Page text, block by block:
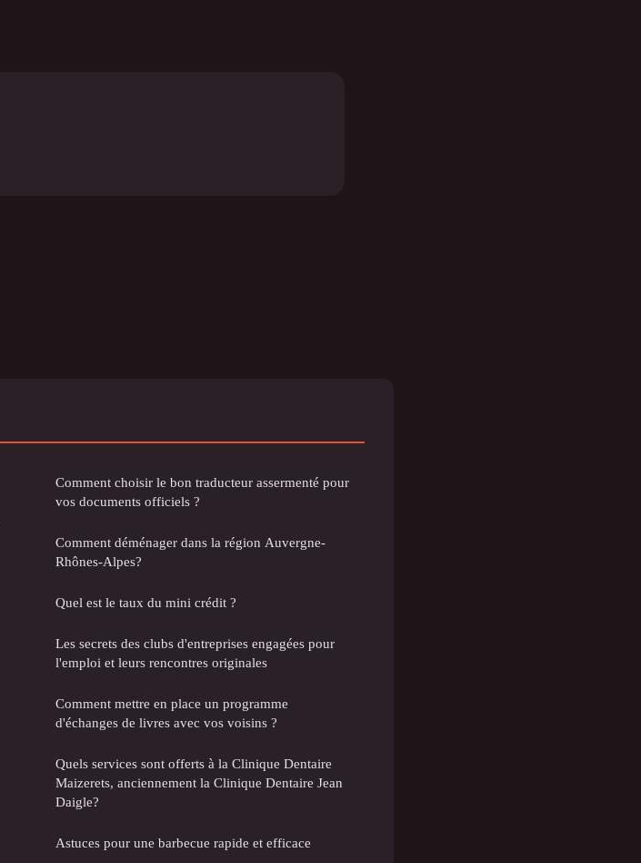
Comment choisir le bon traducteur assermenté pour
vos documents officiels ?
Comment déménager dans la région Auvergne-
Rhônes-Alpes?
Quel est le taux du mini crédit ?
Les secrets des clubs d'entreprises engagées pour
l'emploi et leurs rencontres originales
Comment mettre en place un programme
d'échanges de livres avec vos voisins ?
Quels services sont offerts à la Clinique Dentaire
Maizerets, anciennement la Clinique Dentaire Jean
Daigle?
Astuces pour une barbecue rapide et efficace